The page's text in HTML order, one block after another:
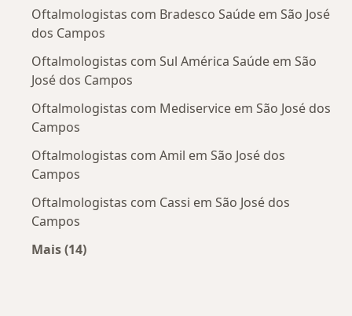
Oftalmologistas com Bradesco Saúde em São José
dos Campos
Oftalmologistas com Sul América Saúde em São
José dos Campos
Oftalmologistas com Mediservice em São José dos
Campos
Oftalmologistas com Amil em São José dos
Campos
Oftalmologistas com Cassi em São José dos
Campos
Mais (14)